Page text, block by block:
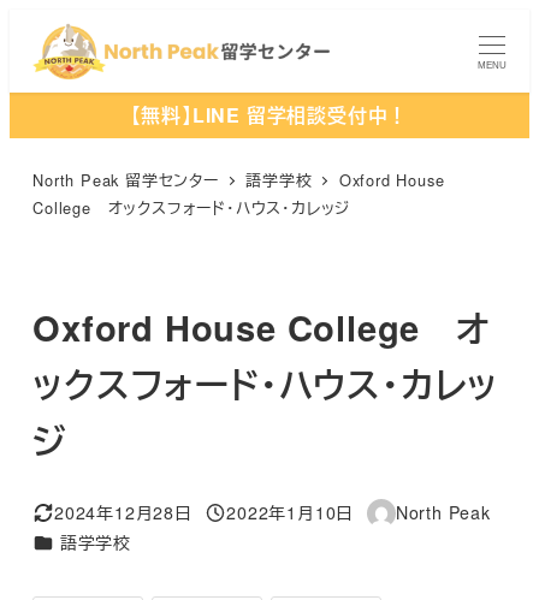
ン
MENU
【無料】LINE 留学相談受付中！
North Peak 留学センター 語学学校
Oxford House
College オックスフォード・ハウス・カレッジ
Oxford House College オ
ックスフォード・ハウス・カレッ
ジ
更新日
2024年12月28日
投稿日
2022年1月10日
著
North Peak
カテゴリー
語学学校